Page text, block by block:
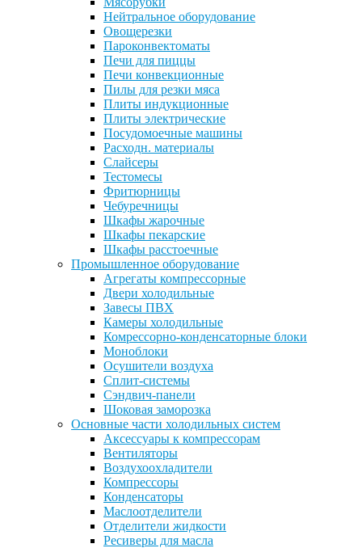
Нейтральное оборудование
Овощерезки
Пароконвектоматы
Печи для пиццы
Печи конвекционные
Пилы для резки мяса
Плиты индукционные
Плиты электрические
Посудомоечные машины
Расходн. материалы
Слайсеры
Тестомесы
Фритюрницы
Чебуречницы
Шкафы жарочные
Шкафы пекарские
Шкафы расстоечные
Промышленное оборудование
Агрегаты компрессорные
Двери холодильные
Завесы ПВХ
Камеры холодильные
Комрессорно-конденсаторные блоки
Моноблоки
Осушители воздуха
Сплит-системы
Сэндвич-панели
Шоковая заморозка
Основные части холодильных систем
Аксессуары к компрессорам
Вентиляторы
Воздухоохладители
Компрессоры
Конденсаторы
Маслоотделители
Отделители жидкости
Ресиверы для масла